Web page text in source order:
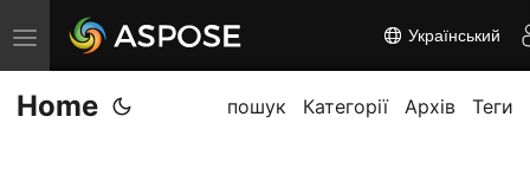
П
е
р
Український
Home пошук Категорії Архів Теги